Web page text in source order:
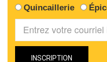
Quincaillerie